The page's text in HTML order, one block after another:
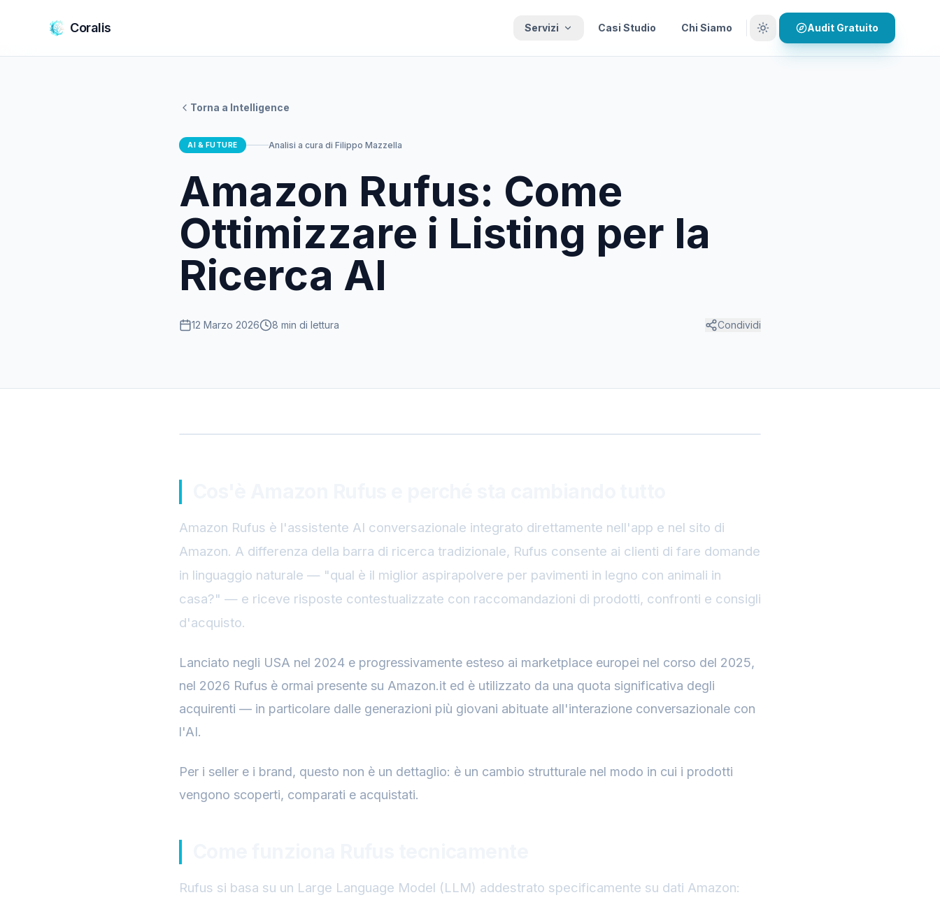
Coralis Servizi Casi Studio Chi Siamo Audit Gratuito
Torna a Intelligence
AI & FUTURE Analisi a cura di Filippo Mazzella
Amazon Rufus: Come
Ottimizzare i Listing per la
Ricerca AI
12 Marzo 2026 8 min di lettura Condividi
C
Amazon Rufus è l'assistente AI conversazionale integrato direttamente nell'app e nel sito di
Amazon. A differenza della barra di ricerca tradizionale, Rufus consente ai clienti di fare domande
in linguaggio naturale — "qual è il miglior aspirapolvere per pavimenti in legno con animali in
casa?" — e riceve risposte contestualizzate con raccomandazioni di prodotti, confronti e consigli
d'acquisto.
Lanciato negli USA nel 2024 e progressivamente esteso ai marketplace europei nel corso del 2025,
nel 2026 Rufus è ormai presente su Amazon.it ed è utilizzato da una quota significativa degli
acquirenti — in particolare dalle generazioni più giovani abituate all'interazione conversazionale con
l'AI.
Per i seller e i brand, questo non è un dettaglio: è un cambio strutturale nel modo in cui i prodotti
vengono scoperti, comparati e acquistati.
Rufus si basa su un Large Language Model (LLM) addestrato specificamente su dati Amazon: